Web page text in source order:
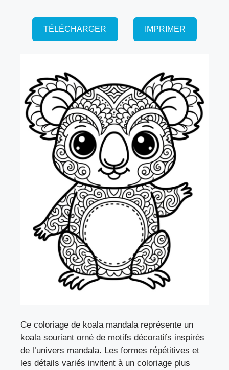
TÉLÉCHARGER IMPRIMER
Ce coloriage de koala mandala représente un
koala souriant orné de motifs décoratifs inspirés
de l’univers mandala. Les formes répétitives et
les détails variés invitent à un coloriage plus